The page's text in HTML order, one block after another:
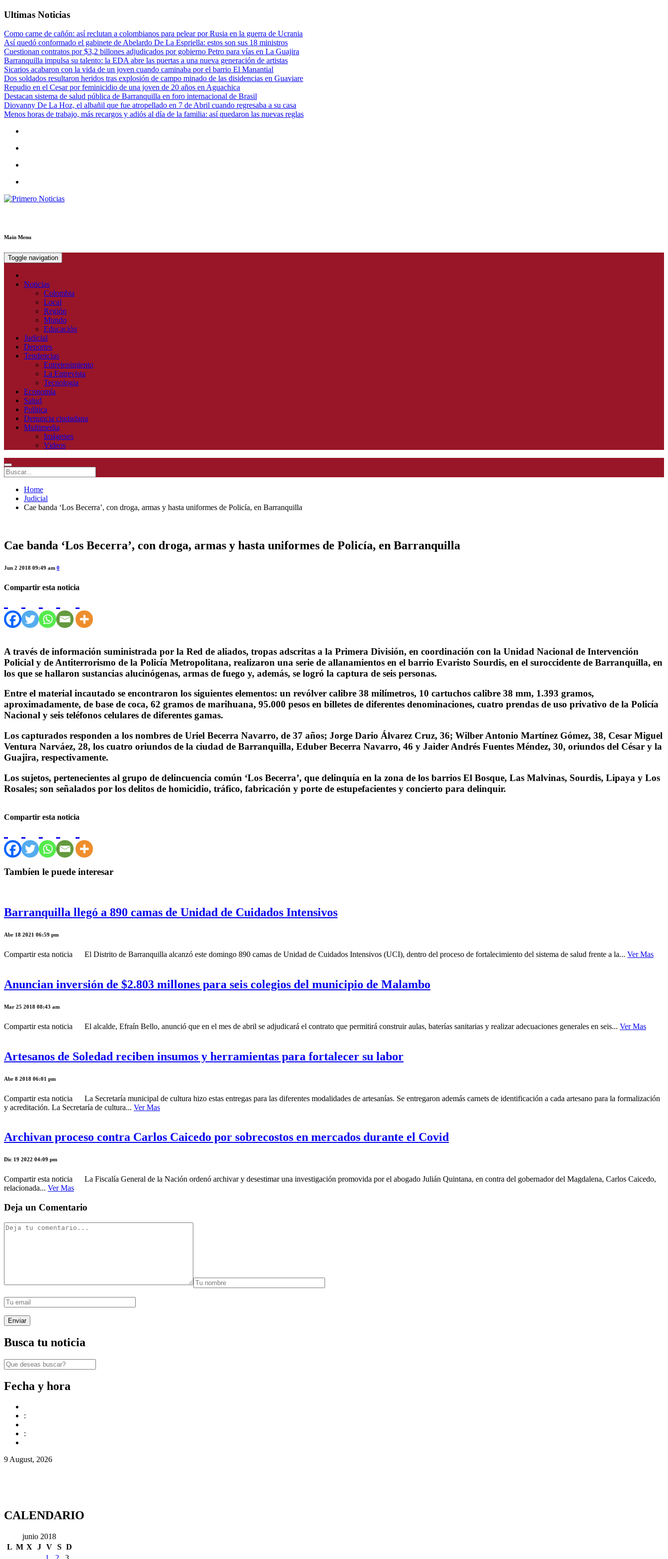
Ultimas Noticias
Como carne de cañón: así reclutan a colombianos para pelear por Rusia en la guerra de Ucrania
Así quedó conformado el gabinete de Abelardo De La Espriella: estos son sus 18 ministros
Cuestionan contratos por $3,2 billones adjudicados por gobierno Petro para vías en La Guajira
Barranquilla impulsa su talento: la EDA abre las puertas a una nueva generación de artistas
Sicarios acabaron con la vida de un joven cuando caminaba por el barrio El Manantial
Dos soldados resultaron heridos tras explosión de campo minado de las disidencias en Guaviare
Repudio en el Cesar por feminicidio de una joven de 20 años en Aguachica
Destacan sistema de salud pública de Barranquilla en foro internacional de Brasil
Diovanny De La Hoz, el albañil que fue atropellado en 7 de Abril cuando regresaba a su casa
Menos horas de trabajo, más recargos y adiós al día de la familia: así quedaron las nuevas reglas
Main Menu
Toggle navigation
Noticias
Colombia
Local
Región
Mundo
Educación
Judicial
Deportes
Tendencias
Entretenimiento
La Entrevista
Tecnologia
Economía
Salud
Política
Denuncia ciudadana
Multimedia
Imágenes
Videos
Home
Judicial
Cae banda ‘Los Becerra’, con droga, armas y hasta uniformes de Policía, en Barranquilla
Cae banda ‘Los Becerra’, con droga, armas y hasta uniformes de Policía, en Barranquilla
Jun 2 2018 09:49 am 0
Compartir esta noticia
A través de información suministrada por la Red de aliados, tropas adscritas a la Primera División, en coordinación con la Unidad Nacional de Intervención
Policial y de Antiterrorismo de la Policía Metropolitana, realizaron una serie de allanamientos en el barrio Evaristo Sourdis, en el suroccidente de Barranquilla, en
los que se hallaron sustancias alucinógenas, armas de fuego y, además, se logró la captura de seis personas.
Entre el material incautado se encontraron los siguientes elementos: un revólver calibre 38 milímetros, 10 cartuchos calibre 38 mm, 1.393 gramos,
aproximadamente, de base de coca, 62 gramos de marihuana, 95.000 pesos en billetes de diferentes denominaciones, cuatro prendas de uso privativo de la Policía
Nacional y seis teléfonos celulares de diferentes gamas.
Los capturados responden a los nombres de Uriel Becerra Navarro, de 37 años; Jorge Dario Álvarez Cruz, 36; Wilber Antonio Martínez Gómez, 38, Cesar Miguel
Ventura Narváez, 28, los cuatro oriundos de la ciudad de Barranquilla, Eduber Becerra Navarro, 46 y Jaider Andrés Fuentes Méndez, 30, oriundos del César y la
Guajira, respectivamente.
Los sujetos, pertenecientes al grupo de delincuencia común ‘Los Becerra’, que delinquía en la zona de los barrios El Bosque, Las Malvinas, Sourdis, Lipaya y Los
Rosales; son señalados por los delitos de homicidio, tráfico, fabricación y porte de estupefacientes y concierto para delinquir.
Compartir esta noticia
Tambíen le puede interesar
Barranquilla llegó a 890 camas de Unidad de Cuidados Intensivos
Abr 18 2021 06:59 pm
Compartir esta noticia El Distrito de Barranquilla alcanzó este domingo 890 camas de Unidad de Cuidados Intensivos (UCI), dentro del proceso de fortalecimiento del sistema de salud frente a la... Ver Mas
Anuncian inversión de $2.803 millones para seis colegios del municipio de Malambo
Mar 25 2018 08:43 am
Compartir esta noticia El alcalde, Efraín Bello, anunció que en el mes de abril se adjudicará el contrato que permitirá construir aulas, baterías sanitarias y realizar adecuaciones generales en seis... Ver Mas
Artesanos de Soledad reciben insumos y herramientas para fortalecer su labor
Abr 8 2018 06:01 pm
Compartir esta noticia La Secretaría municipal de cultura hizo estas entregas para las diferentes modalidades de artesanías. Se entregaron además carnets de identificación a cada artesano para la formalización
y acreditación. La Secretaría de cultura... Ver Mas
Archivan proceso contra Carlos Caicedo por sobrecostos en mercados durante el Covid
Dic 19 2022 04:09 pm
Compartir esta noticia La Fiscalía General de la Nación ordenó archivar y desestimar una investigación promovida por el abogado Julián Quintana, en contra del gobernador del Magdalena, Carlos Caicedo,
relacionada... Ver Mas
Deja un Comentario
Busca tu noticia
Fecha y hora
:
:
9 August, 2026
CALENDARIO
junio 2018
L M X J V S D